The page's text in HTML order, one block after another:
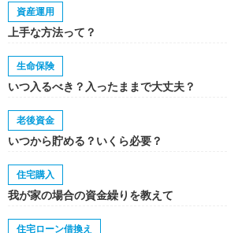
資産運用
上手な方法って？
生命保険
いつ入るべき？入ったままで大丈夫？
老後資金
いつから貯める？いくら必要？
住宅購入
我が家の場合の資金繰りを教えて
住宅ローン借換え